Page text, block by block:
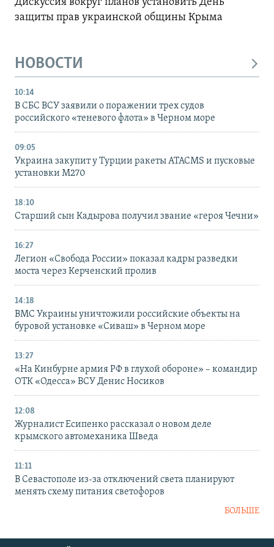
защиты прав украинской общины Крыма
НОВОСТИ
10:14
В СБС ВСУ заявили о поражении трех судов
российского «теневого флота» в Черном море
09:05
Украина закупит у Турции ракеты ATACMS и пусковые
установки M270
18:10
Старший сын Кадырова получил звание «героя Чечни»
16:27
Легион «Свобода России» показал кадры разведки
моста через Керченский пролив
14:18
ВМС Украины уничтожили российские объекты на
буровой установке «Сиваш» в Черном море
13:27
«На Кинбурне армия РФ в глухой обороне» – командир
ОТК «Одесса» ВСУ Денис Носиков
12:08
Журналист Есипенко рассказал о новом деле
крымского автомеханика Шведа
11:11
В Севастополе из-за отключений света планируют
менять схему питания светофоров
БОЛЬШЕ